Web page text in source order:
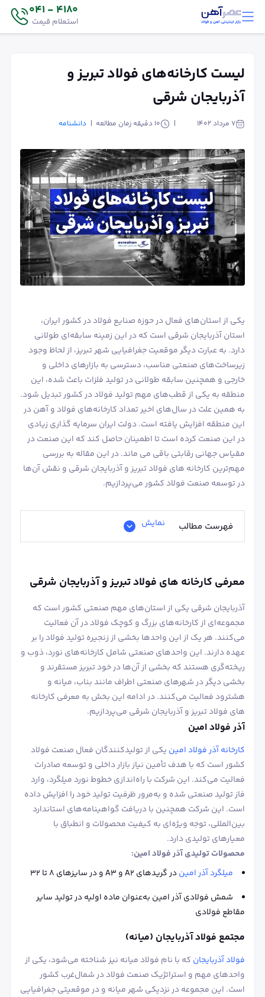
4180 - 041
استعلام قیمت
لیست کارخانه‌های فولاد تبریز و
آذربایجان شرقی
۷ مرداد ۱۴۰۲ 10 دقیقه زمان مطالعه دانشنامه
یکی از استان‌های فعال در حوزه صنایع فولاد در کشور ایران،
استان آذربایجان شرقی است که در این زمینه سابقه‌ای طولانی
دارد. به عبارت دیگر موقعیت جغرافیایی شهر تبریز، از لحاظ وجود
زیرساخت‌های صنعتی مناسب، دسترسی به بازارهای داخلی و
خارجی و همچنین سابقه طولانی در تولید فلزات باعث شده، این
منطقه به یکی از قطب‌های مهم تولید فولاد در کشور تبدیل شود.
به همین علت در سال‌های اخیر تعداد کارخانه‌های فولاد و آهن در
این منطقه افزایش یافته است. دولت ایران سرمایه گذاری زیادی
در این صنعت کرده است تا اطمینان حاصل کند که این صنعت در
مقیاس جهانی رقابتی باقی می ماند. در این مقاله به بررسی
مهم‌ترین کارخانه های فولاد تبریز و آذربایجان شرقی و نقش آن‌ها
در توسعه صنعت فولاد کشور می‌پردازیم.
فهرست مطالب نمایش
معرفی کارخانه های فولاد تبریز و آذربایجان شرقی
آذربایجان شرقی یکی از استان‌های مهم صنعتی کشور است که
مجموعه‌ای از کارخانه‌های بزرگ و کوچک فولاد در آن فعالیت
می‌کنند. هر یک از این واحدها بخشی از زنجیره تولید فولاد را بر
عهده دارند. این واحدهای صنعتی شامل کارخانه‌های نورد، ذوب و
ریخته‌گری هستند که بخشی از آن‌ها در خود تبریز مستقرند و
بخشی دیگر در شهرهای صنعتی اطراف مانند بناب، میانه و
هشترود فعالیت می‌کنند. در ادامه این بخش به معرفی کارخانه
های فولاد تبریز و آذربایجان شرقی می‌پردازیم.
آذر فولاد امین
کارخانه آذر فولاد امین یکی از تولیدکنندگان فعال صنعت فولاد
کشور است که با هدف تأمین نیاز بازار داخلی و توسعه صادرات
فعالیت می‌کند. این شرکت با راه‌اندازی خطوط نورد میلگرد، وارد
فاز تولید صنعتی شده و به‌مرور ظرفیت تولید خود را افزایش داده
است. این شرکت همچنین با دریافت گواهینامه‌های استاندارد
بین‌المللی، توجه ویژه‌ای به کیفیت محصولات و انطباق با
معیارهای تولیدی دارد.
محصولات تولیدی آذر فولاد امین:
میلگرد آذر امیندر گریدهای A2 و A3 و در سایزهای ۸ تا ۳۲
شمش فولادی آذر امین به‌عنوان ماده اولیه در تولید سایر
مقاطع فولادی
مجتمع فولاد آذربایجان (میانه)
فولاد آذربایجان که با نام فولاد میانه نیز شناخته می‌شود، یکی از
واحدهای مهم و استراتژیک صنعت فولاد در شمال‌غرب کشور
است. این مجموعه در نزدیکی شهر میانه و در موقعیتی جغرافیایی